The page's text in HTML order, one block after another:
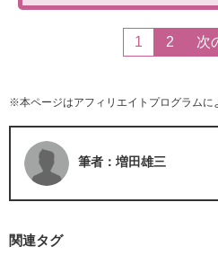
1 2 次
※本ページはアフィリエイトプログラムに
筆者：増田雄三
関連タグ